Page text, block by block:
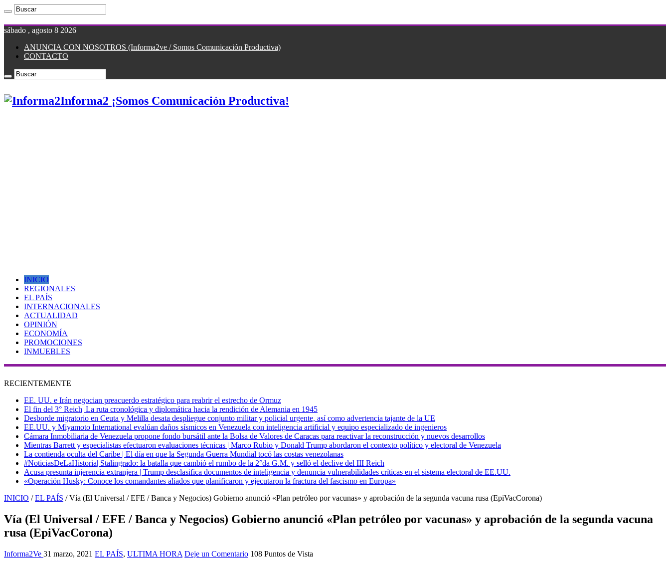
sábado , agosto 8 2026
ANUNCIA CON NOSOTROS (Informa2ve / Somos Comunicación Productiva)
CONTACTO
Informa2 ¡Somos Comunicación Productiva!
INICIO
REGIONALES
EL PAÍS
INTERNACIONALES
ACTUALIDAD
OPINIÓN
ECONOMÍA
PROMOCIONES
INMUEBLES
RECIENTEMENTE
EE. UU. e Irán negocian preacuerdo estratégico para reabrir el estrecho de Ormuz
El fin del 3° Reich| La ruta cronológica y diplomática hacia la rendición de Alemania en 1945
Desborde migratorio en Ceuta y Melilla desata despliegue conjunto militar y policial urgente, así como advertencia tajante de la UE
EE.UU. y Miyamoto International evalúan daños sísmicos en Venezuela con inteligencia artificial y equipo especializado de ingenieros
Cámara Inmobiliaria de Venezuela propone fondo bursátil ante la Bolsa de Valores de Caracas para reactivar la reconstrucción y nuevos desarrollos
Mientras Barrett y especialistas efectuaron evaluaciones técnicas | Marco Rubio y Donald Trump abordaron el contexto político y electoral de Venezuela
La contienda oculta del Caribe | El día en que la Segunda Guerra Mundial tocó las costas venezolanas
#NoticiasDeLaHistoria| Stalingrado: la batalla que cambió el rumbo de la 2°da G.M. y selló el declive del III Reich
Acusa presunta injerencia extranjera | Trump desclasifica documentos de inteligencia y denuncia vulnerabilidades críticas en el sistema electoral de EE.UU.
«Operación Husky: Conoce los comandantes aliados que planificaron y ejecutaron la fractura del fascismo en Europa»
INICIO / EL PAÍS / Vía (El Universal / EFE / Banca y Negocios) Gobierno anunció «Plan petróleo por vacunas» y aprobación de la segunda vacuna rusa (EpiVacCorona)
Vía (El Universal / EFE / Banca y Negocios) Gobierno anunció «Plan petróleo por vacunas» y aprobación de la segunda vacuna
rusa (EpiVacCorona)
Informa2Ve 31 marzo, 2021 EL PAÍS, ULTIMA HORA Deje un Comentario 108 Puntos de Vista